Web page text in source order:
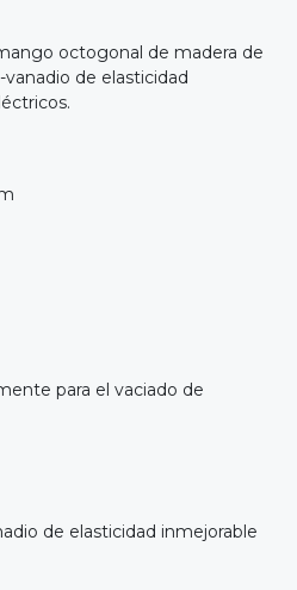
octogonal de madera de
de elasticidad
para el vaciado de
de elasticidad inmejorable